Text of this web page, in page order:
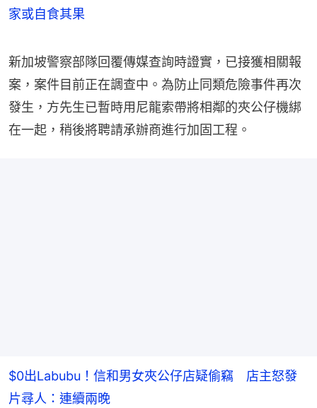
家或自食其果
新加坡警察部隊回覆傳媒查詢時證實，已接獲相關報
案，案件目前正在調查中。為防止同類危險事件再次
發生，方先生已暫時用尼龍索帶將相鄰的夾公仔機綁
在一起，稍後將聘請承辦商進行加固工程。
$0出Labubu！信和男女夾公仔店疑偷竊 店主怒發
片尋人：連續兩晚